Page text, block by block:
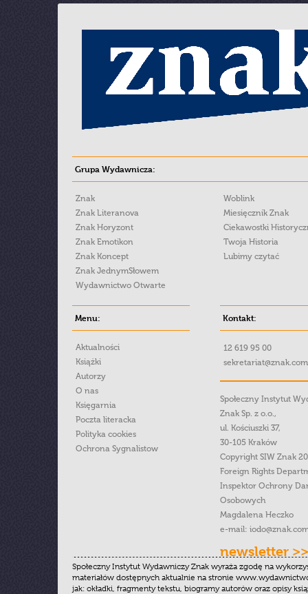
Grupa Wydawnicza:
Znak
Znak Literanova
Znak Horyzont
Znak Emotikon
Znak Koncept
Znak JednymSłowem
Wydawnictwo Otwarte
Woblink
Miesięcznik Znak
Ciekawostki
Twoja Historia
Lubimy czytać
Menu:
Aktualności
Książki
Autorzy
O nas
Księgarnia
Poczta literacka
Polityka cookies
Ochrona Sygnalistow
Kontakt:
12 619 95 00
Społeczny Instytut
Znak Sp. z o.o.,
ul. Kościuszki 37,
30-105 Kraków
Copyright SIW Znak
Foreign Rights
Inspektor Ochrony
Osobowych
Magdalena Heczko
e-mail:
newsletter >>
Społeczny Instytut Wydawniczy Znak wyraża zgodę na
materiałów dostępnych aktualnie na stronie
jak: okładki, fragmenty tekstu, biogramy autorów oraz opisy